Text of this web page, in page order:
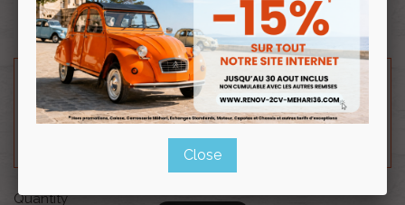
Se fixe sur le capot.
Besoin d'un renseignement technique sur le produit
? N'hésitez pas à contacter notre service
technique au0254 277 154ou par mail à
renov2cv.technique@gmail.com
Quantity
Close